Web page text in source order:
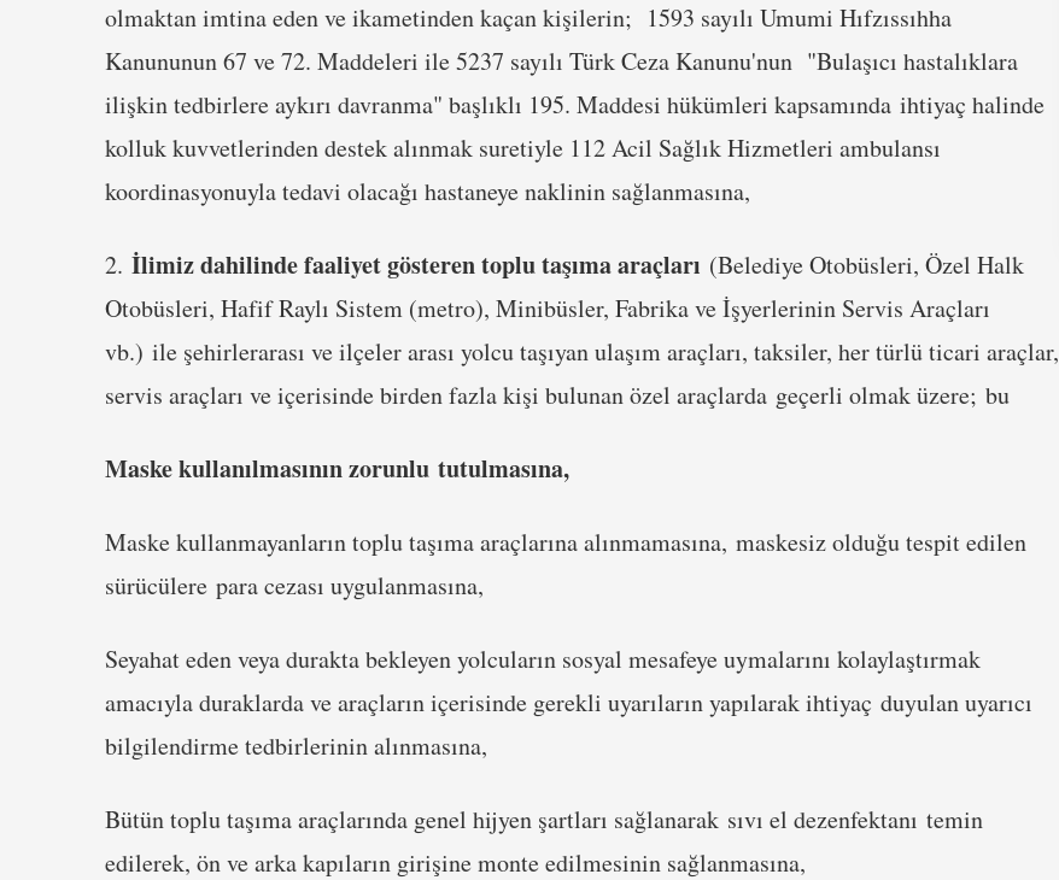
olmaktan imtina eden ve ikametinden kaçan kişilerin; 1593 sayılı Umumi Hıfzıssıhha
Kanununun 67 ve 72. Maddeleri ile 5237 sayılı Türk Ceza Kanunu'nun "Bulaşıcı hastalıklara
ilişkin tedbirlere aykırı davranma" başlıklı 195. Maddesi hükümleri kapsamında ihtiyaç halinde
kolluk kuvvetlerinden destek alınmak suretiyle 112 Acil Sağlık Hizmetleri ambulansı
koordinasyonuyla tedavi olacağı hastaneye naklinin sağlanmasına,
2. İlimiz dahilinde faaliyet gösteren toplu taşıma araçları (Belediye Otobüsleri, Özel Halk
Otobüsleri, Hafif Raylı Sistem (metro), Minibüsler, Fabrika ve İşyerlerinin Servis Araçları
vb.) ile şehirlerarası ve ilçeler arası yolcu taşıyan ulaşım araçları, taksiler, her türlü ticari araçlar,
servis araçları ve içerisinde birden fazla kişi bulunan özel araçlarda geçerli olmak üzere; bu
Maske kullanılmasının zorunlu tutulmasına,
Maske kullanmayanların toplu taşıma araçlarına alınmamasına, maskesiz olduğu tespit edilen
sürücülere para cezası uygulanmasına,
Seyahat eden veya durakta bekleyen yolcuların sosyal mesafeye uymalarını kolaylaştırmak
amacıyla duraklarda ve araçların içerisinde gerekli uyarıların yapılarak ihtiyaç duyulan uyarıcı
bilgilendirme tedbirlerinin alınmasına,
Bütün toplu taşıma araçlarında genel hijyen şartları sağlanarak sıvı el dezenfektanı temin
edilerek, ön ve arka kapıların girişine monte edilmesinin sağlanmasına,